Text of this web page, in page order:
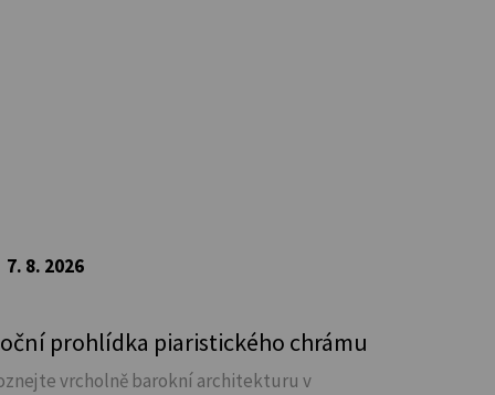
7. 8. 2026
prohlídka piaristického chrámu
vrcholně barokní architekturu v